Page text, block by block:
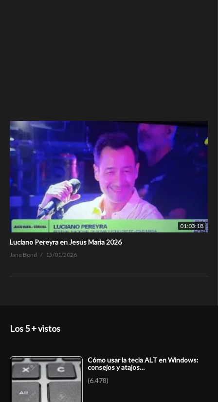
01:03:18
Luciano Pereyra en Jesus Maria 2026
Jane Bond 15/01/2026
Los 5 + vistos
Cómo usar la tecla ALT en Windows:
consejos y atajos…
(6.478)